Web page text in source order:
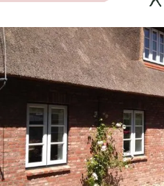
Es wurden1 Treffer gefunden:
Objekt 45 - Haus Kim -
Utersum Entfernung anzeigen